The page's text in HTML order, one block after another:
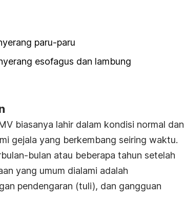
paru-paru
esofagus dan lambung
biasanya lahir dalam kondisi normal dan
gejala yang berkembang seiring waktu.
bulan atau beberapa tahun setelah
yang umum dialami adalah
pendengaran (tuli), dan gangguan